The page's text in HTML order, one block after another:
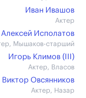
Иван Ивашов
Актер
Алексей Исполатов
Мышаков-старший
Игорь Климов (III)
Актер, Власов
Виктор Овсянников
Актер, Назар